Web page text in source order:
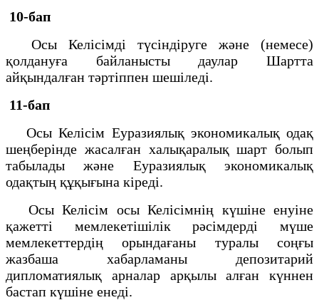
10-бап
Осы Келісімді түсіндіруге және (немесе)
қолдануға байланысты даулар Шартта
айқындалған тәртіппен шешіледі.
11-бап
Осы Келісім Еуразиялық экономикалық одақ
шеңберінде жасалған халықаралық шарт болып
табылады және Еуразиялық экономикалық
одақтың құқығына кіреді.
Осы Келісім осы Келісімнің күшіне енуіне
қажетті мемлекетішілік рәсімдерді мүше
мемлекеттердің орындағаны туралы соңғы
жазбаша хабарламаны депозитарий
дипломатиялық арналар арқылы алған күннен
бастап күшіне енеді.